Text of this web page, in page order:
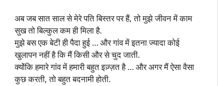
अब जब सात साल से मेरे पति बिस्तर पर हैं, तो मुझे जीवन में काम
सुख तो बिल्कुल कम ही मिला है.
मुझे बस एक बेटी ही पैदा हुई … और गांव में इतना ज्यादा कोई
खुलापन नहीं है कि मैं किसी और से चुद जाती.
क्योंकि हमारे गांव में हमारी बहुत इज़्ज़त है … और अगर मैं ऐसा वैसा
कुछ करती, तो बहुत बदनामी होती.